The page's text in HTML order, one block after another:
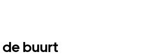
de buurt